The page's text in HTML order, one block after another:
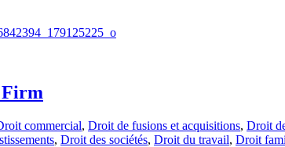
commercial, Droit de fusions et acquisitions, Droit
, Droit des sociétés, Droit du travail, Droit